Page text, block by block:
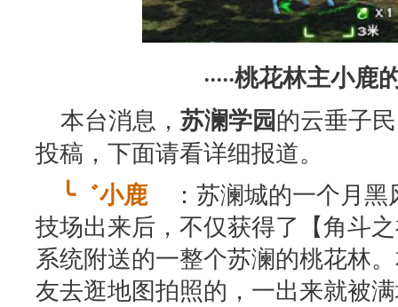
·····桃花林主小鹿
本台消息， 苏澜学园的云垂子民
投稿，下面请看详细报道。
╰゛小鹿ゞ
：苏澜城的一个月
技场出来后，不仅获得了【角斗
系统附送的一整个苏澜的桃花林
友去逛地图拍照的，一出来就被